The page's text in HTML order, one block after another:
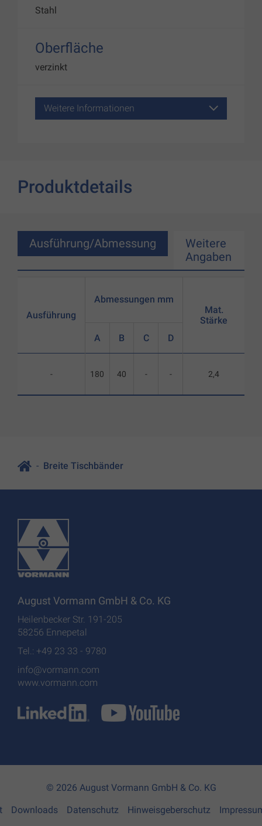
Stahl
Oberfläche
verzinkt
Weitere Informationen
Produktdetails
Ausführung/Abmessung
Weitere
Angaben
Ausführung
-
Abmessungen mm
A B C D
180 40 - -
Mat.
Stärke
2,4
Breite Tischbänder
August Vormann GmbH & Co. KG
Heilenbecker Str. 191-205
58256 Ennepetal
Tel.: +49 23 33 - 9780
info@vormann.com
www.vormann.com
© 2026 August Vormann GmbH & Co. KG
Downloads Datenschutz Hinweisgeberschutz